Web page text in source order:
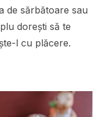
de sărbătoare sau
dorești să te
l cu plăcere.